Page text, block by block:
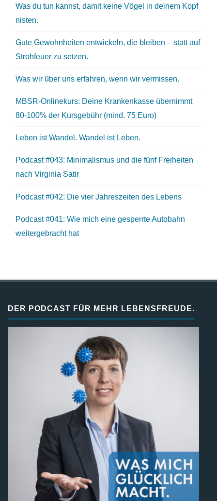
Was du tun kannst, damit keine Vögel in deinem Kopf
nisten.
Gute Gewohnheiten entwickeln, die bleiben – statt auf
Strohfeuer zu setzen.
Was wir über uns erfahren, wenn wir vermissen.
MBSR-Onlinekurs: Deine Krankenkasse übernimmt
80-100% der Kursgebühr (mind. 75 Euro)
Leben ist Wandel. Wandel ist Leben.
Podcast #043: Minimalismus und die fünf Freiheiten
nach Virginia Satir
Podcast #042: Die vier Jahreszeiten des Lebens
Podcast #041: Wie mich eine gesperrte Autobahn
weitergebracht hat
DER PODCAST FÜR MEHR LEBENSFREUDE.